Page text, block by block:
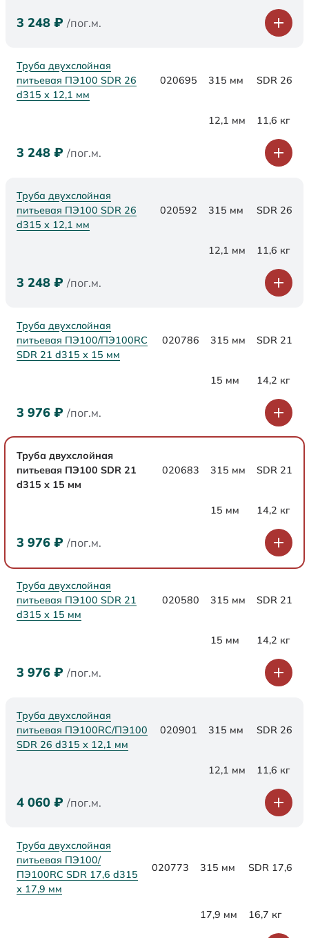
3 248 ₽ /пог.м.
Труба двухслойная
питьевая ПЭ100 SDR 26
d315 х 12,1 мм
020695 315 мм SDR 26
12,1 мм 11,6 кг
3 248 ₽ /пог.м.
Труба двухслойная
питьевая ПЭ100 SDR 26
d315 х 12,1 мм
020592 315 мм SDR 26
12,1 мм 11,6 кг
3 248 ₽ /пог.м.
Труба двухслойная
питьевая ПЭ100/ПЭ100RC
SDR 21 d315 х 15 мм
020786 315 мм SDR 21
15 мм 14,2 кг
3 976 ₽ /пог.м.
Труба двухслойная
питьевая ПЭ100 SDR 21
d315 х 15 мм
020683 315 мм SDR 21
15 мм 14,2 кг
3 976 ₽ /пог.м.
Труба двухслойная
питьевая ПЭ100 SDR 21
d315 х 15 мм
020580 315 мм SDR 21
15 мм 14,2 кг
3 976 ₽ /пог.м.
Труба двухслойная
питьевая ПЭ100RC/ПЭ100
SDR 26 d315 х 12,1 мм
020901 315 мм SDR 26
12,1 мм 11,6 кг
4 060 ₽ /пог.м.
Труба двухслойная
питьевая ПЭ100/
ПЭ100RC SDR 17,6 d315
х 17,9 мм
020773 315 мм SDR 17,6
17,9 мм 16,7 кг